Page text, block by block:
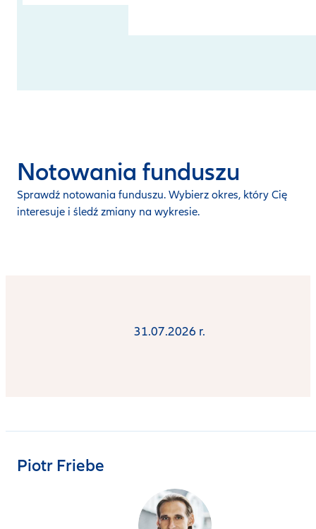
Notowania funduszu
Sprawdź notowania funduszu. Wybierz okres, który Cię
interesuje i śledź zmiany na wykresie.
31.07.2026 r.
Piotr Friebe